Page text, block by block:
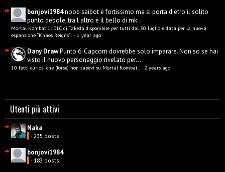
bonjovi1984noob saibot è fortissimo ma si porta dietro il solito
punto debole, tra l altro è il bello di mk...
Mortal Kombat 1: DLC di Takeda disponibile per tutti dal 30 luglio e data per la nuova
espansione “Khaos Reigns”. · 1 year ago
Dany DrawPunto 6: Capcom dovrebbe solo imparare. Non so se hai
visto il nuovo personaggio rivelato per...
10 fatti curiosi che (forse) non sapevi su Mortal Kombat. · 2 years ago
Utenti più attivi
Naka
· 235 posts
bonjovi1984
· 183 posts